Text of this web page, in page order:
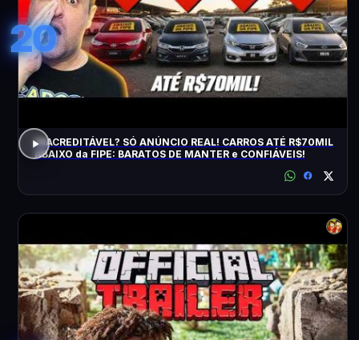
20
INACREDITÁVEL? SÓ ANÚNCIO REAL! CARROS ATÉ R$70MIL
ABAIXO da FIPE: BARATOS DE MANTER e CONFIÁVEIS!